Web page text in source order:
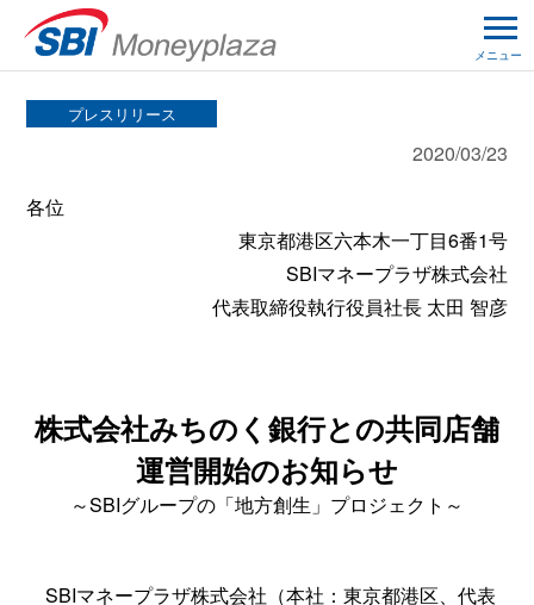
メニュー
プレスリリース
2020/03/23
各位
東京都港区六本木一丁目6番1号
SBIマネープラザ株式会社
代表取締役執行役員社長 太田 智彦
株式会社みちのく銀行との共同店舗
運営開始のお知らせ
～SBIグループの「地方創生」プロジェクト～
SBIマネープラザ株式会社（本社：東京都港区、代表